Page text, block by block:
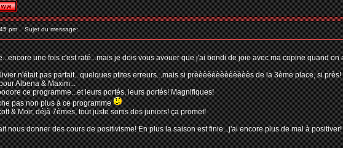
pm Sujet du message:
une fois c'est raté...mais je dois vous avouer que j'ai bondi de joie avec ma copine quand
n'était pas parfait...quelques ptites erreurs...mais si prèèèèèèèèèèèèès de la 3ème place, si près!
Albena & Maxim...
ce programme...et leurs portés, leurs portés! Magnifiques!
pas non plus à ce programme
& Moir, déjà 7èmes, tout juste sortis des juniors! ça promet!
nous donner des cours de positivisme! En plus la saison est finie...j'ai encore plus de mal à positiver!